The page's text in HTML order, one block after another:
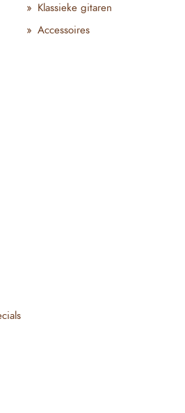
Klassieke gitaren
Accessoires